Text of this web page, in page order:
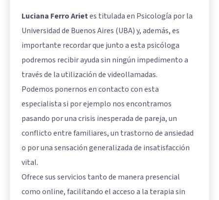
Luciana Ferro Arietes titulada en Psicología por la
Universidad de Buenos Aires (UBA) y, además, es
importante recordar que junto a esta psicóloga
podremos recibir ayuda sin ningún impedimento a
través de la utilización de videollamadas.
Podemos ponernos en contacto con esta
especialista si por ejemplo nos encontramos
pasando por una crisis inesperada de pareja, un
conflicto entre familiares, un trastorno de ansiedad
o por una sensación generalizada de insatisfacción
vital.
Ofrece sus servicios tanto de manera presencial
como online, facilitando el acceso a la terapia sin